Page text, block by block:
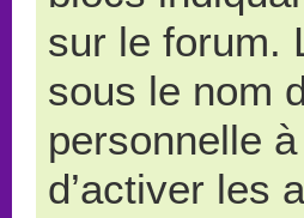
sur le forum.
sous le nom
personnelle
d’activer les